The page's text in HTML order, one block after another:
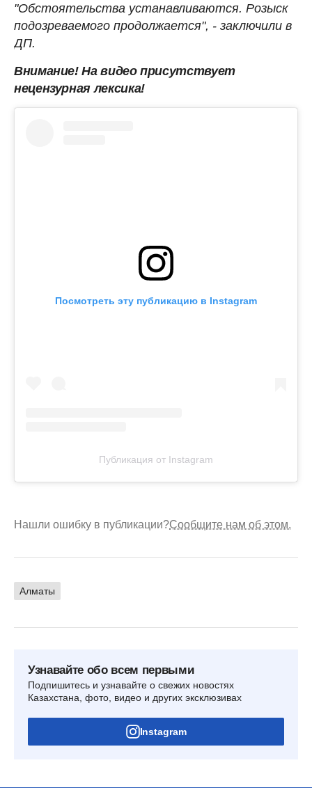
"Обстоятельства устанавливаются. Розыск
подозреваемого продолжается", - заключили в
ДП.
Внимание! На видео присутствует
нецензурная лексика!
Посмотреть эту публикацию в Instagram
Публикация от Instagram
Нашли ошибку в публикации?Сообщите нам об этом.
Алматы
Узнавайте обо всем первыми
Подпишитесь и узнавайте о свежих новостях
Казахстана, фото, видео и других эксклюзивах
Instagram